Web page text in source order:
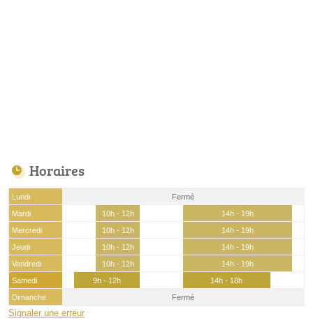
Horaires
Lundi
Fermé
Mardi
10h - 12h
14h - 19h
Mercredi
10h - 12h
14h - 19h
Jeudi
10h - 12h
14h - 19h
Vendredi
10h - 12h
14h - 19h
Samedi
9h - 12h
14h - 18h
Dimanche
Fermé
Signaler une erreur